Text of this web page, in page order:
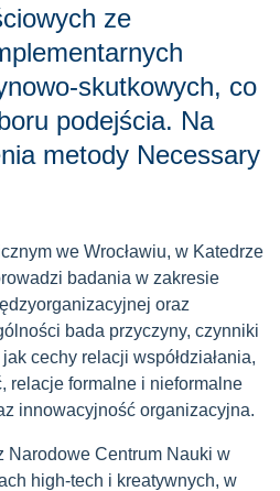
ze
skutkowych, co
podejścia. Na
metody Necessary
we Wrocławiu, w Katedrze
badania w zakresie
oraz
bada przyczyny, czynniki
cechy relacji współdziałania,
relacje formalne i nieformalne
innowacyjność organizacyjna.
Narodowe Centrum Nauki w
high-tech i kreatywnych, w